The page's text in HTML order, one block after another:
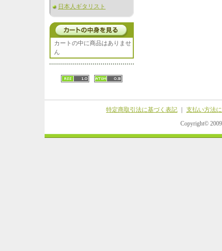
日本人ギタリスト
カートの中に商品はありませ
ん
特定商取引法に基づく表記
支払い方法
Copyright©